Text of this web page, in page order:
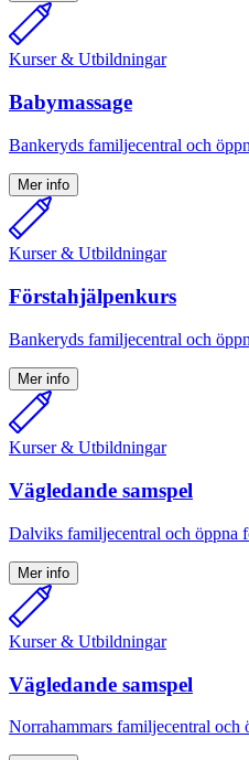
Kurser & Utbildningar
Babymassage
Bankeryds familjecentral och
Mer info
Kurser & Utbildningar
Förstahjälpenkurs
Bankeryds familjecentral och
Mer info
Kurser & Utbildningar
Vägledande samspel
Dalviks familjecentral och öppna
Mer info
Kurser & Utbildningar
Vägledande samspel
Norrahammars familjecentral och